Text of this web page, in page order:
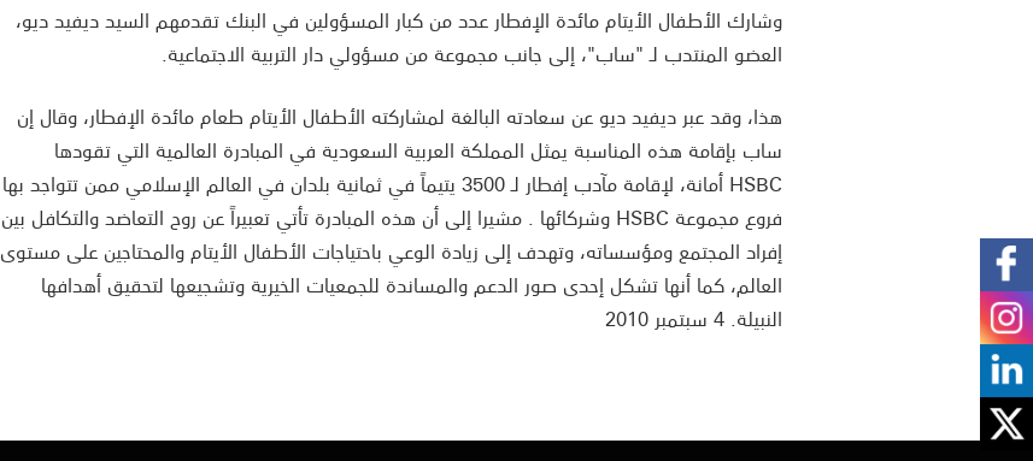
وشارك الأطفال الأيتام مائدة الإفطار عدد من كبار المسؤولين في البنك تقدمهم السيد ديفيد ديو،
العضو المنتدب لـ "ساب"، إلى جانب مجموعة من مسؤولي دار التربية الاجتماعية.
هذا، وقد عبر ديفيد ديو عن سعادته البالغة لمشاركته الأطفال الأيتام طعام مائدة الإفطار، وقال إن
ساب بإقامة هذه المناسبة يمثل المملكة العربية السعودية في المبادرة العالمية التي تقودها
HSBC أمانة، لإقامة مآدب إفطار لـ 3500 يتيماً في ثمانية بلدان في العالم الإسلامي ممن تتواجد بها
فروع مجموعة HSBC وشركائها . مشيرا إلى أن هذه المبادرة تأتي تعبيراً عن روح التعاضد والتكافل بين
إفراد المجتمع ومؤسساته، وتهدف إلى زيادة الوعي باحتياجات الأطفال الأيتام والمحتاجين على مستوى
العالم، كما أنها تشكل إحدى صور الدعم والمساندة للجمعيات الخيرية وتشجيعها لتحقيق أهدافها
النبيلة. 4 سبتمبر 2010